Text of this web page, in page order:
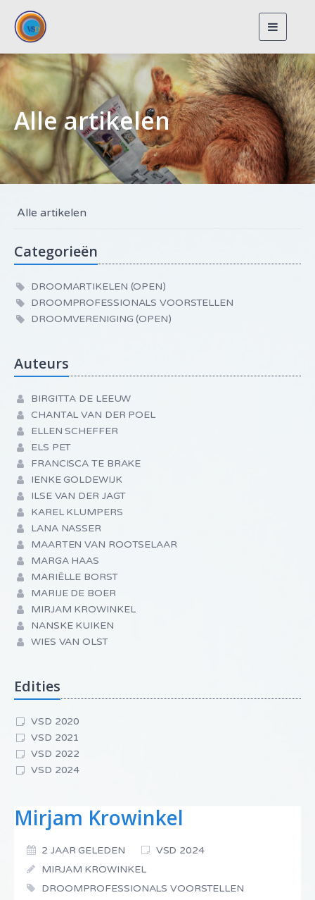
Toggle
Alle artikelen
Alle artikelen
Categorieën
DROOMARTIKELEN (OPEN)
DROOMPROFESSIONALS VOORSTELLEN
DROOMVERENIGING (OPEN)
Auteurs
BIRGITTA DE LEEUW
CHANTAL VAN DER POEL
ELLEN SCHEFFER
ELS PET
FRANCISCA TE BRAKE
IENKE GOLDEWIJK
ILSE VAN DER JAGT
KAREL KLUMPERS
LANA NASSER
MAARTEN VAN ROOTSELAAR
MARGA HAAS
MARIËLLE BORST
MARIJE DE BOER
MIRJAM KROWINKEL
NANSKE KUIKEN
WIES VAN OLST
Edities
VSD 2020
VSD 2021
VSD 2022
VSD 2024
Mirjam Krowinkel
2 JAAR GELEDEN
VSD 2024
MIRJAM KROWINKEL
DROOMPROFESSIONALS VOORSTELLEN